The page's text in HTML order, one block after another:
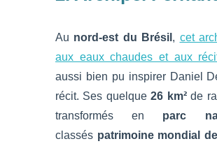
Au nord-est du Brésil , cet
aux eaux chaudes et aux
aussi bien pu inspirer Daniel
récit. Ses quelque26 km²de
transformés en parc
classés patrimoine mondial de